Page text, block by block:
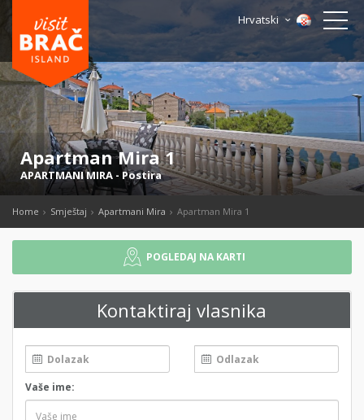
Hrvatski
Apartman Mira 1
APARTMANI MIRA - Postira
Home Smještaj Apartmani Mira Apartman Mira 1
POGLEDAJ NA KARTI
Kontaktiraj vlasnika
Vaše ime: